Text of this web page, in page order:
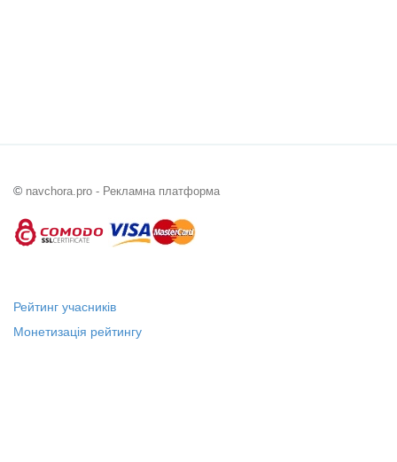
© navchora.pro - Рекламна платформа
Рейтинг учасників
Монетизація рейтингу